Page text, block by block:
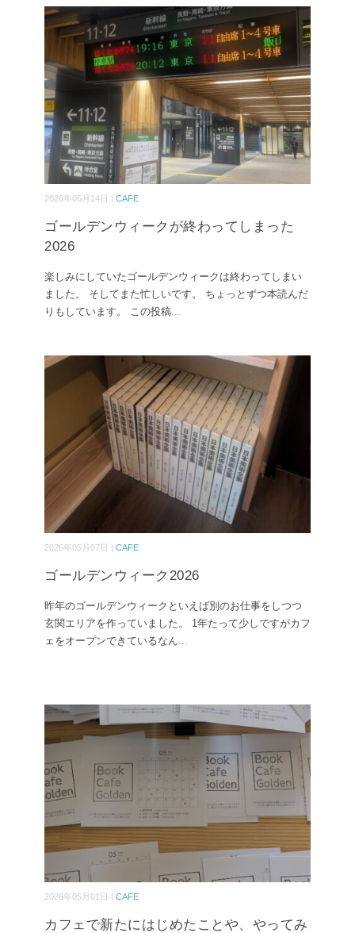
2026年05月14日 | CAFE
ゴールデンウィークが終わってしまった
2026
楽しみにしていたゴールデンウィークは終わってしまい
ました。 そしてまた忙しいです。 ちょっとずつ本読んだ
りもしています。 この投稿...
2026年05月07日 | CAFE
ゴールデンウィーク2026
昨年のゴールデンウィークといえば別のお仕事をしつつ
玄関エリアを作っていました。 1年たって少しですがカフ
ェをオープンできているなん...
2026年05月01日 | CAFE
カフェで新たにはじめたことや、やってみ